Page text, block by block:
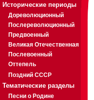
Исторические периоды
Дореволюционный
Послереволюционный
Предвоенный
Великая Отечественная
Послевоенный
Оттепель
Поздний СССР
Тематические разделы
Песни о Родине